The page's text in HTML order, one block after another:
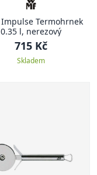
Impulse Termohrnek
0.35 l, nerezový
715 Kč
Skladem